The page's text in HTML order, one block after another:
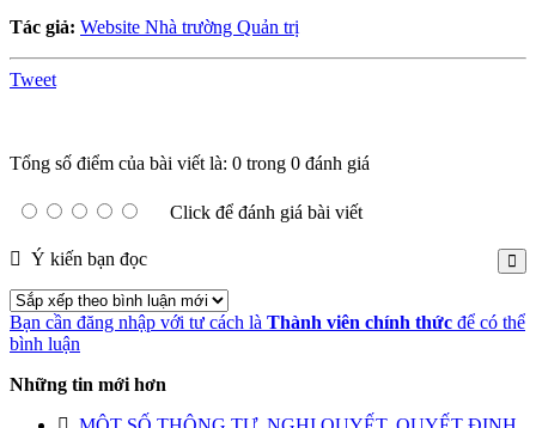
Tác giả: Website Nhà trường Quản trị
Tweet
Tổng số điểm của bài viết là: 0 trong 0 đánh giá
Click để đánh giá bài viết
Ý kiến bạn đọc
Bạn cần đăng nhập với tư cách là Thành viên chính thức để có thể
bình luận
Những tin mới hơn